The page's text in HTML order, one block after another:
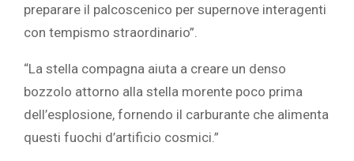
preparare il palcoscenico per supernove interagenti
con tempismo straordinario”.
“La stella compagna aiuta a creare un denso
bozzolo attorno alla stella morente poco prima
dell’esplosione, fornendo il carburante che alimenta
questi fuochi d’artificio cosmici.”